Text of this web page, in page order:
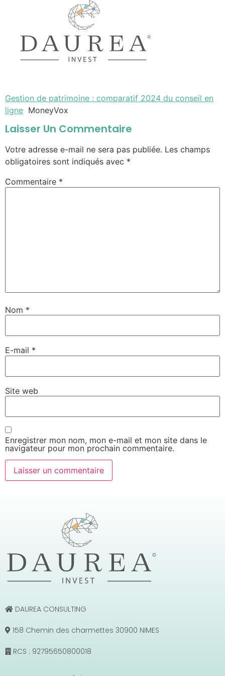
Gestion de patrimoine : comparatif 2024 du conseil en
ligne MoneyVox
Laisser Un Commentaire
Votre adresse e-mail ne sera pas publiée. Les champs
obligatoires sont indiqués avec *
Commentaire *
Nom *
E-mail *
Site web
Enregistrer mon nom, mon e-mail et mon site dans le
navigateur pour mon prochain commentaire.
DAUREA CONSULTING
158 Chemin des charmettes 30900 NIMES
RCS : 92795650800018